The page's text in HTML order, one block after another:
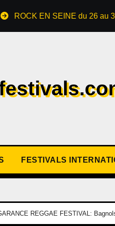
du 26 au 30 août 2026
FESTIVALS
REGGAE FESTIVAL: